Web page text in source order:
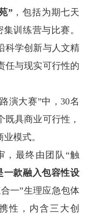
”，包括为期七天
集训练营与比赛。
科学创新与人文精
任与现实可行性的
演大赛”中，30名
具商业可行性，
模式。
，最终由团队“触
一款融入包容性设
一”生理应急包体
性，内含三大创